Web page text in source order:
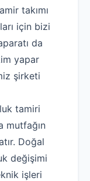
takımı
için bizi
da
yapar
şirketi
tamiri
mutfağın
Doğal
değişimi
işleri